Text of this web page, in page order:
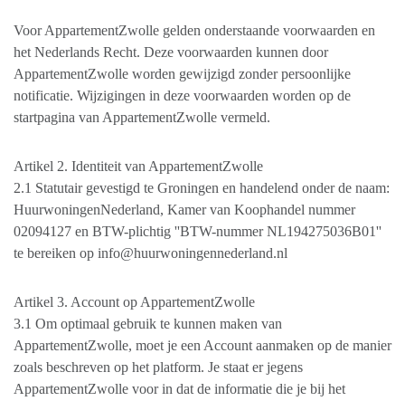
Voor AppartementZwolle gelden onderstaande voorwaarden en
het Nederlands Recht. Deze voorwaarden kunnen door
AppartementZwolle worden gewijzigd zonder persoonlijke
notificatie. Wijzigingen in deze voorwaarden worden op de
startpagina van AppartementZwolle vermeld.
Artikel 2. Identiteit van AppartementZwolle
2.1 Statutair gevestigd te Groningen en handelend onder de naam:
HuurwoningenNederland, Kamer van Koophandel nummer
02094127 en BTW-plichtig ''BTW-nummer NL194275036B01''
te bereiken op info@huurwoningennederland.nl
Artikel 3. Account op AppartementZwolle
3.1 Om optimaal gebruik te kunnen maken van
AppartementZwolle, moet je een Account aanmaken op de manier
zoals beschreven op het platform. Je staat er jegens
AppartementZwolle voor in dat de informatie die je bij het